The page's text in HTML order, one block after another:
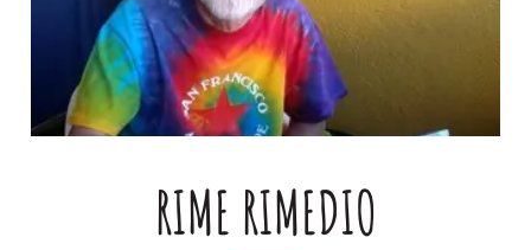
RIME RIMEDIO